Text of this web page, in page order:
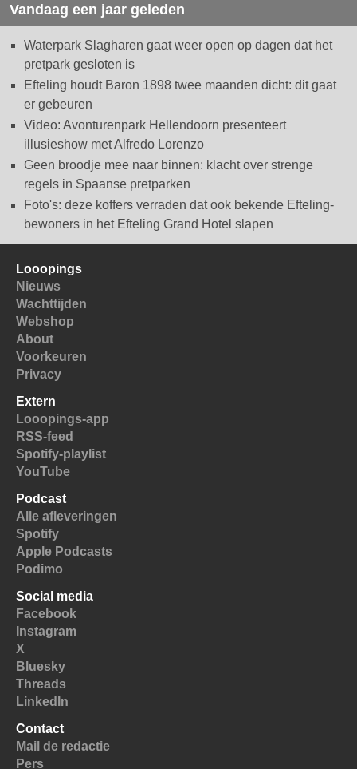
Vandaag een jaar geleden
Waterpark Slagharen gaat weer open op dagen dat het
pretpark gesloten is
Efteling houdt Baron 1898 twee maanden dicht: dit gaat
er gebeuren
Video: Avonturenpark Hellendoorn presenteert
illusieshow met Alfredo Lorenzo
Geen broodje mee naar binnen: klacht over strenge
regels in Spaanse pretparken
Foto's: deze koffers verraden dat ook bekende Efteling-
bewoners in het Efteling Grand Hotel slapen
Looopings
Nieuws
Wachttijden
Webshop
About
Voorkeuren
Privacy
Extern
Looopings-app
RSS-feed
Spotify-playlist
YouTube
Podcast
Alle afleveringen
Spotify
Apple Podcasts
Podimo
Social media
Facebook
Instagram
X
Bluesky
Threads
LinkedIn
Contact
Mail de redactie
Pers